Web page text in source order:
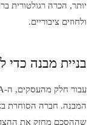
יותר, הכרה רגולטורית
ולחוזים ציבוריים.
בניית מבנה כדי
המבנה. חברה הסוחרת
שההסכם מחזק את